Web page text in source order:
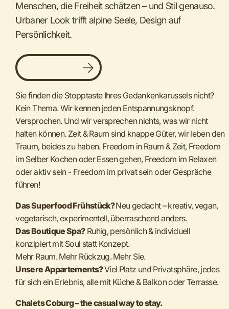
Menschen, die Freiheit schätzen – und Stil genauso.
Urbaner Look trifft alpine Seele, Design auf
Persönlichkeit.
Sie finden die Stopptaste Ihres Gedankenkarussels nicht?
Kein Thema. Wir kennen jeden Entspannungsknopf.
Versprochen. Und wir versprechen nichts, was wir nicht
halten können. Zeit & Raum sind knappe Güter, wir leben den
Traum, beides zu haben. Freedom in Raum & Zeit, Freedom
im Selber Kochen oder Essen gehen, Freedom im Relaxen
oder aktiv sein - Freedom im privat sein oder Gespräche
führen!
Das Superfood Frühstück?Neu gedacht – kreativ, vegan,
vegetarisch, experimentell, überraschend anders.
Das Boutique Spa?Ruhig, persönlich & individuell
konzipiert mit Soul statt Konzept.
Mehr Raum. Mehr Rückzug. Mehr Sie.
Unsere Appartements?Viel Platz und Privatsphäre, jedes
für sich ein Erlebnis, alle mit Küche & Balkon oder Terrasse.
Chalets Coburg – the casual way to stay.